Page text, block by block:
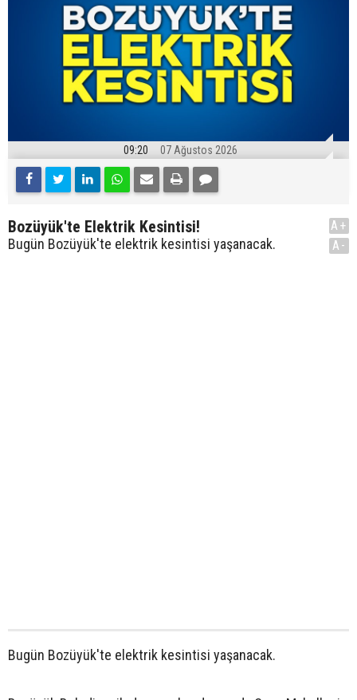
09:20 07 Ağustos 2026
Bozüyük'te Elektrik Kesintisi!
Bugün Bozüyük'te elektrik kesintisi yaşanacak.
A+
A-
Bugün Bozüyük'te elektrik kesintisi yaşanacak.